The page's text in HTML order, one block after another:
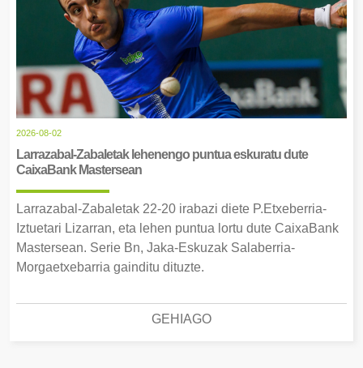
2026-08-02
Larrazabal-Zabaletak lehenengo puntua eskuratu dute
CaixaBank Mastersean
Larrazabal-Zabaletak 22-20 irabazi diete P.Etxeberria-
Iztuetari Lizarran, eta lehen puntua lortu dute CaixaBank
Mastersean. Serie Bn, Jaka-Eskuzak Salaberria-
Morgaetxebarria gainditu dituzte.
GEHIAGO